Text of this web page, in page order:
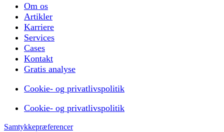
Om os
Artikler
Karriere
Services
Cases
Kontakt
Gratis analyse
Cookie- og privatlivspolitik
Cookie- og privatlivspolitik
Samtykkepræferencer